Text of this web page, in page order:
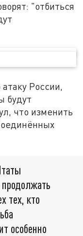
"отбиться
России,
будут
что изменить
тех, кто
особенно